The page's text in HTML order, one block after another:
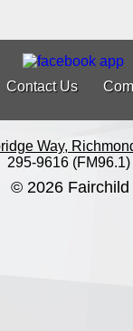
Contact Us
Way,
295-9616 (FM96.1)
© 2026 Fairchild